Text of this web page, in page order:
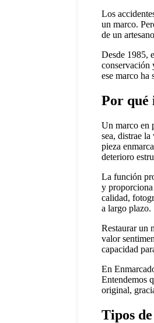
Los
un marco.
de un
Desde 1985,
conservación
ese marco ha
Por qué
Un marco en
sea, distrae
pieza
deterioro
La función
y proporciona
calidad,
a largo plazo.
Restaurar un
valor
capacidad
En
Entendemos
original,
Tipos